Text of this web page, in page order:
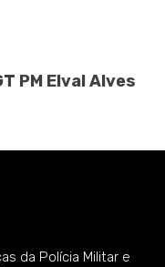
PM Elval Alves
da Polícia Militar e